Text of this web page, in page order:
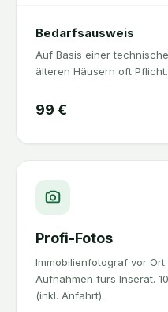
Bedarfsausweis
Auf Basis einer
älteren Häusern oft Pflicht.
99 €
Profi-Fotos
Immobilienfotograf vor
Aufnahmen fürs Inserat.
(inkl. Anfahrt).